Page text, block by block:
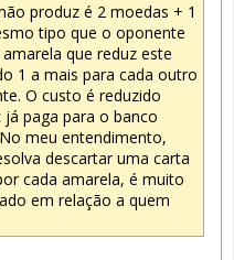
produz é 2 moedas + 1
tipo que o oponente
que reduz este
1 a mais para cada outro
O custo é reduzido
paga para o banco
meu entendimento,
descartar uma carta
cada amarela, é muito
em relação a quem